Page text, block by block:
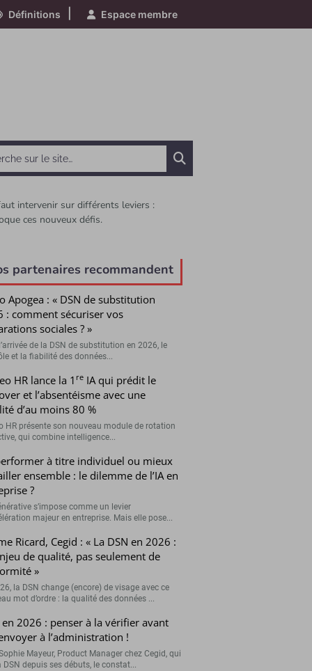
Définitions Espace membre
intervenir sur différents leviers :
ces nouveux défis.
partenaires recommandent
Apogea : « DSN de substitution
: comment sécuriser vos
sociales ? »
de la DSN de substitution en 2026, le
et la fiabilité des données...
HR lance la 1 reIA qui prédit le
et l’absentéisme avec une
d’au moins 80 %
HR présente son nouveau module de rotation
qui combine intelligence...
à titre individuel ou mieux
ensemble : le dilemme de l’IA en
?
s’impose comme un levier
majeur en entreprise. Mais elle pose...
Ricard, Cegid : « La DSN en 2026 :
de qualité, pas seulement de
»
la DSN change (encore) de visage avec ce
mot d’ordre : la qualité des données ...
en 2026 : penser à la vérifier avant
à l’administration !
Mayeur, Product Manager chez Cegid, qui
DSN depuis ses débuts, le constat...